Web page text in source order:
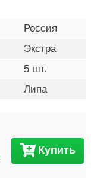
Россия
Экстра
5 шт.
Липа
Купить